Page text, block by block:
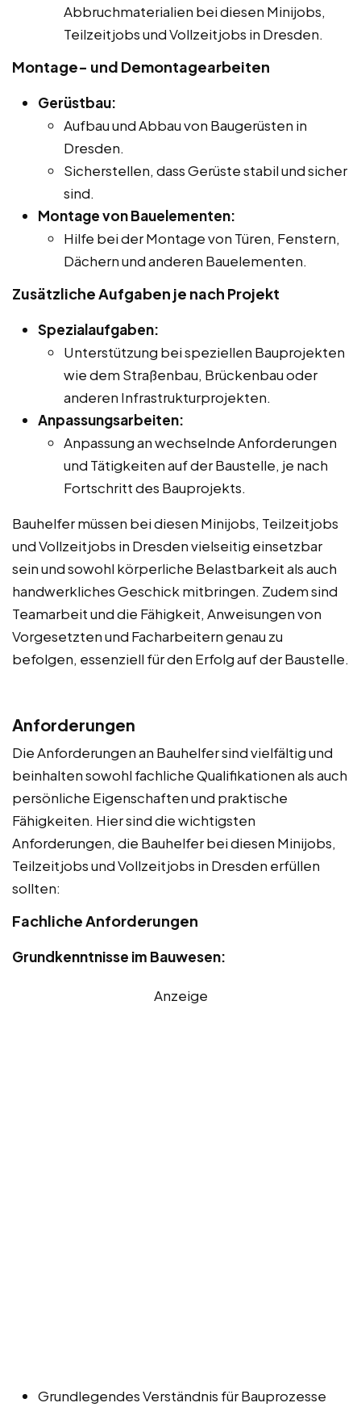
Abbruchmaterialien bei diesen Minijobs,
Teilzeitjobs und Vollzeitjobs in Dresden.
Montage- und Demontagearbeiten
Gerüstbau:
Aufbau und Abbau von Baugerüsten in
Dresden.
Sicherstellen, dass Gerüste stabil und sicher
sind.
Montage von Bauelementen:
Hilfe bei der Montage von Türen, Fenstern,
Dächern und anderen Bauelementen.
Zusätzliche Aufgaben je nach Projekt
Spezialaufgaben:
Unterstützung bei speziellen Bauprojekten
wie dem Straßenbau, Brückenbau oder
anderen Infrastrukturprojekten.
Anpassungsarbeiten:
Anpassung an wechselnde Anforderungen
und Tätigkeiten auf der Baustelle, je nach
Fortschritt des Bauprojekts.
Bauhelfer müssen bei diesen Minijobs, Teilzeitjobs
und Vollzeitjobs in Dresden vielseitig einsetzbar
sein und sowohl körperliche Belastbarkeit als auch
handwerkliches Geschick mitbringen. Zudem sind
Teamarbeit und die Fähigkeit, Anweisungen von
Vorgesetzten und Facharbeitern genau zu
befolgen, essenziell für den Erfolg auf der Baustelle.
Anforderungen
Die Anforderungen an Bauhelfer sind vielfältig und
beinhalten sowohl fachliche Qualifikationen als auch
persönliche Eigenschaften und praktische
Fähigkeiten. Hier sind die wichtigsten
Anforderungen, die Bauhelfer bei diesen Minijobs,
Teilzeitjobs und Vollzeitjobs in Dresden erfüllen
sollten:
Fachliche Anforderungen
Grundkenntnisse im Bauwesen:
Anzeige
Grundlegendes Verständnis für Bauprozesse